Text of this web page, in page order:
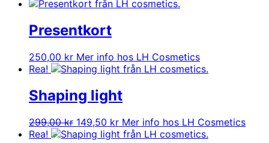
Presentkort
250,00 kr Mer info hos LH Cosmetics
Rea!
Shaping light
299,00kr Det
ursprungliga
149,50 krDet
nuvarande
Mer info hos LH Cosmetics
Rea!